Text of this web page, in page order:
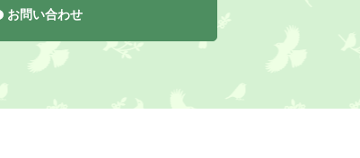
お問い合わせ